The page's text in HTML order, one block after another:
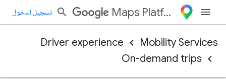
Maps Platform تسجيل الدخول
Mobility Services
Driver experience
On-demand trips